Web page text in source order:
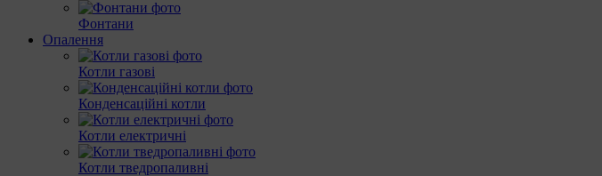
Фонтани
Опалення
Котли газові
Конденсаційні котли
Котли електричні
Котли тведропаливні